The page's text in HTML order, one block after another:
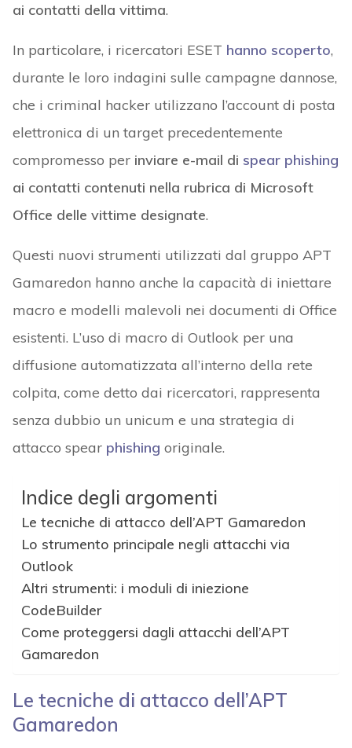
ai contatti della vittima.
In particolare, i ricercatori ESET hanno scoperto,
durante le loro indagini sulle campagne dannose,
che i criminal hacker utilizzano l’account di posta
elettronica di un target precedentemente
compromesso per inviare e-mail di spear phishing
ai contatti contenuti nella rubrica di Microsoft
Office delle vittime designate.
Questi nuovi strumenti utilizzati dal gruppo APT
Gamaredon hanno anche la capacità di iniettare
macro e modelli malevoli nei documenti di Office
esistenti. L’uso di macro di Outlook per una
diffusione automatizzata all’interno della rete
colpita, come detto dai ricercatori, rappresenta
senza dubbio un unicum e una strategia di
attacco spear phishing originale.
Indice degli argomenti
Le tecniche di attacco dell’APT Gamaredon
Lo strumento principale negli attacchi via
Outlook
Altri strumenti: i moduli di iniezione
CodeBuilder
Come proteggersi dagli attacchi dell’APT
Gamaredon
Le tecniche di attacco dell’APT
Gamaredon